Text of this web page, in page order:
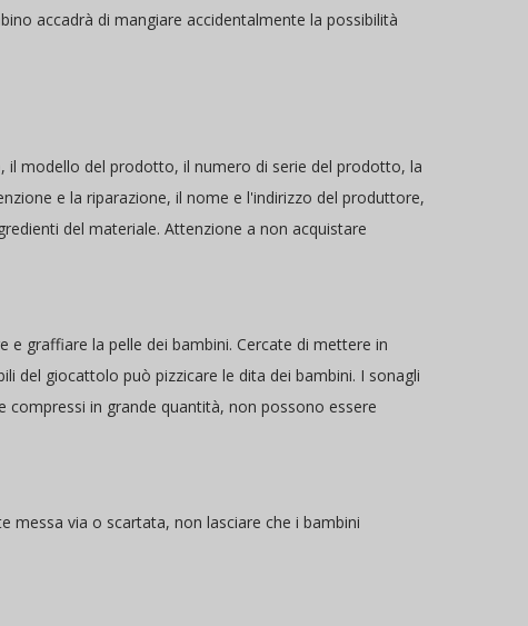
accadrà di mangiare accidentalmente la possibilità
modello del prodotto, il numero di serie del prodotto, la
e la riparazione, il nome e l'indirizzo del produttore,
del materiale. Attenzione a non acquistare
graffiare la pelle dei bambini. Cercate di mettere in
del giocattolo può pizzicare le dita dei bambini. I sonagli
in grande quantità, non possono essere
messa via o scartata, non lasciare che i bambini